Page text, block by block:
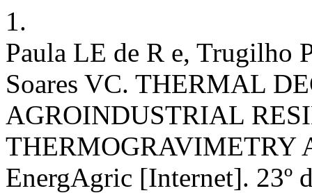
1.
Paula LE de R e, Trugilho
Soares VC. THERMAL
AGROINDUSTRIAL
THERMOGRAVIMETRY
EnergAgric [Internet]. 23º